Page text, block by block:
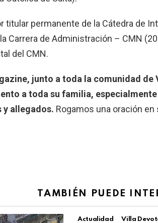
titular permanente de la Cátedra de
Carrera de Administración – CMN
del CMN.
junto a toda la comunidad de
a toda su familia,
y allegados. Rogamos una oración en
TAMBIÉN PUEDE
Actualidad Villa